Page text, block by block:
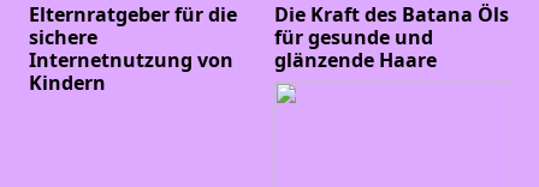
Elternratgeber für die
sichere
Internetnutzung von
Kindern
Die Kraft des Batana Öls
für gesunde und
glänzende Haare